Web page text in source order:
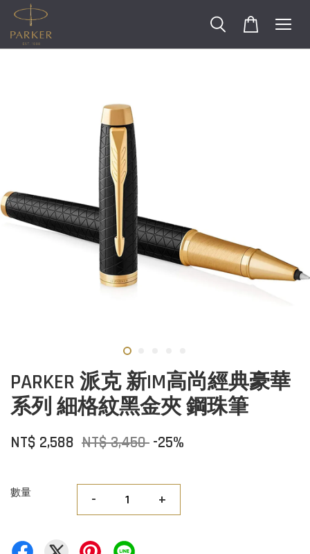
PARKER 派克 新IM高尚經典豪華
系列 細格紋黑金夾 鋼珠筆
NT$ 2,588 NT$ 3,450 -25%
數量 - +